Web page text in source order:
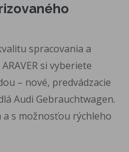
spracovania a
si vyberiete
– nové, predvádzacie
Audi Gebrauchtwagen.
a s možnosťou rýchleho